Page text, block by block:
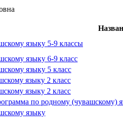
языку 5-9 классы
языку 6-9 класс
языку 5 класс
языку 2 класс
языку 2 класс
по родному (чувашскому)
языку